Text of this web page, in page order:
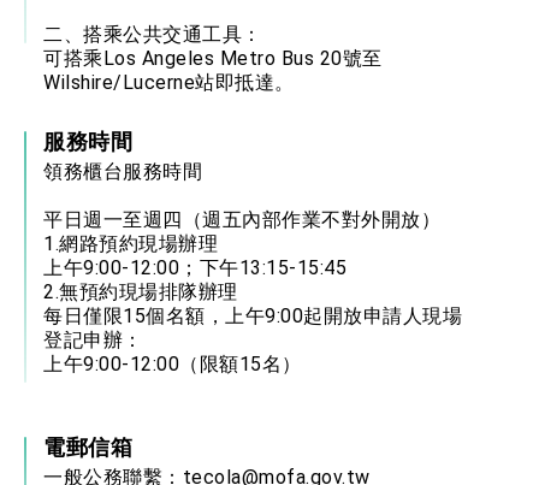
二、搭乘公共交通工具：
可搭乘Los Angeles Metro Bus 20號至
Wilshire/Lucerne站即抵達。
服務時間
領務櫃台服務時間
平日週一至週四（週五內部作業不對外開放）
1.網路預約現場辦理
上午9:00-12:00；下午13:15-15:45
2.無預約現場排隊辦理
每日僅限15個名額，上午9:00起開放申請人現場
登記申辦：
上午9:00-12:00（限額15名）
電郵信箱
一般公務聯繫： tecola@mofa.gov.tw